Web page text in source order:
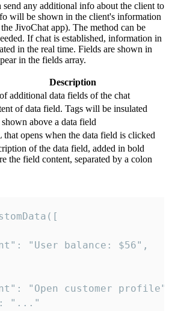
any additional info about the client to
will be shown in the client's information
JivoChat app). The method can be
If chat is established, information in
in the real time. Fields are shown in
in the fields array.
Description
additional data fields of the chat
of data field. Tags will be insulated
above a data field
that opens when the data field is clicked
of the data field, added in bold
the field content, separated by a colon
"User balance: $56",
"Open customer
"..."